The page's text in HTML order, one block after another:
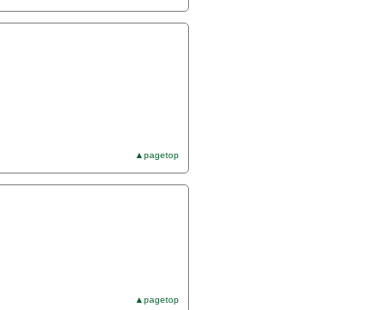
▲pagetop
▲pagetop